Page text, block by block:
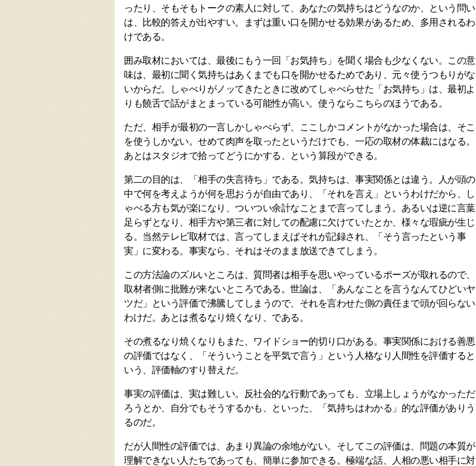
ったり、そもそもトークの素人に対して、あなたの気持ちはどうなのか、という問い
は、比較的答えが出やすい。まずは重い口を開かせる効果があるため、多用されるわ
けである。
囲み取材においては、最後にもう一回「お気持ち」を聞く場合も少なくない。この意
味は、最初に聞く気持ちはあくまでも口を開かせるためであり、元々使うつもりがな
いからだ。しゃべりがノッてきたときに改めてしゃべらせた「お気持ち」は、最初よ
りも饒舌で話がまとまっている可能性が高い。使うならこちらのほうである。
ただ、相手が最初の一言しかしゃべらず、ここしかコメントがなかった場合は、そこ
を使うしかない。せめて肉声を取ったというだけでも、一応の取材の体裁にはなる。
あとはスタジオで拾ってどうにかする、という算段ができる。
第二の目的は、「相手の失言待ち」である。気持ちは、事実関係とは違う。人が頭の
中で何を考えようが何を思おうが自由であり、「それを言え」というわけだから、し
ゃべる方も気が楽になり、ついつい余計なことまで言ってしまう。あるいは逆に言葉
足らずとなり、相手方や第三者に対しての配慮に欠けていたとか、様々な瑕疵が生じ
る。当然テレビ取材では、言ってしまえばそれが記録され、「そう言ったという事
実」に変わる。事実なら、それはそのまま放送できてしまう。
この方法論のズルいところは、質問者は相手を思いやっているポーズが取れるので、
取材者側に批難が来ないところである。世論は、「あんなことを言うなんてひどいヤ
ツだ」という評価で沸騰してしまうので、それを言わせた側の責任まで頭が回らない
わけだ。あとは煮るなり焼くなり、である。
その煮るなり焼くなりもまた、ワイドショー的切り口がある。事実関係における善悪
の評価ではなく、「そういうことを平気で言う」という人格なり人間性を評価すると
いう、評価軸のすり替えだ。
事実の評価は、実は難しい。反社会的な行動であっても、立場上しょうがなかっただ
ろうとか、自分でもそうするかも、といった、「気持ちはわかる」的な評価がありう
るのだ。
だが人間性の評価では、あまり異論の余地がない。そしてこの評価は、問題の本質が
理解できない人たちであっても、簡単に参加できる。極端な話、人相の悪い相手に対